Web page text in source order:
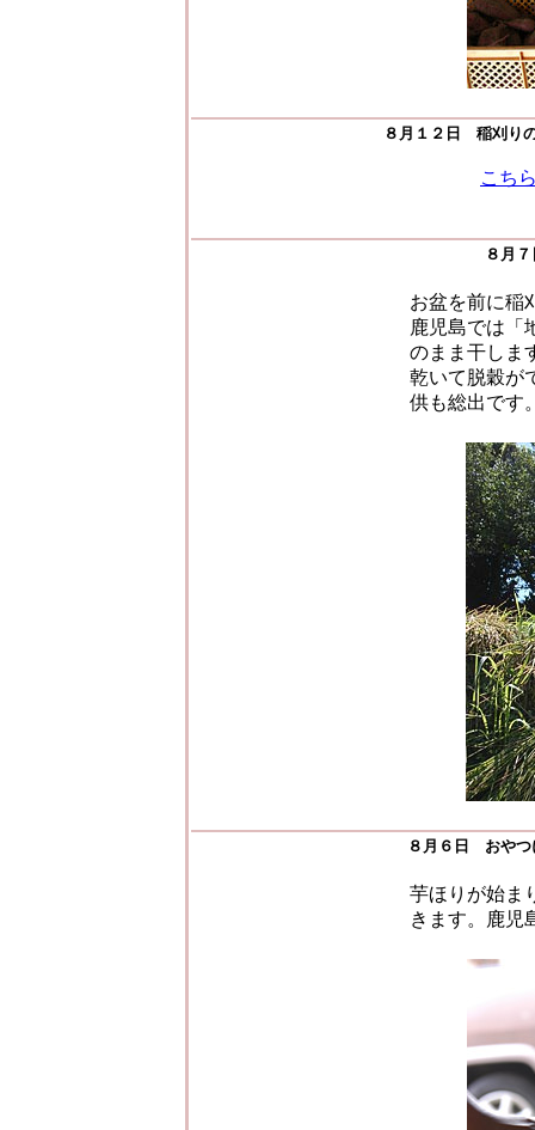
８月１２日 稲刈り
こち
８月
お盆を前に稲
鹿児島では「
のまま干しま
乾いて脱穀が
供も総出です
８月６日 おやつ
芋ほりが始ま
きます。鹿児